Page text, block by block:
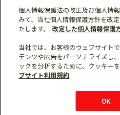
ソーシャルメディア公式アカ
個人情報保護 利用規約
© Mitsubishi Electric Corporation
個人情報保護法の改正及び個人情
みて、当社個人情報保護方針を改
たします。
改定した個人情報保護
当社では、お客様のウェブサイト
テンツや広告をパーソナライズし
ックを分析するために、クッキーを
ブサイト利用規約
OK